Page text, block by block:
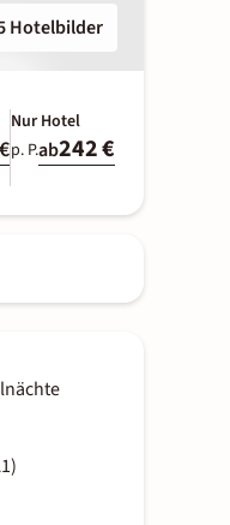
Hotelbilder
Nur Hotel
p. P.ab242 €